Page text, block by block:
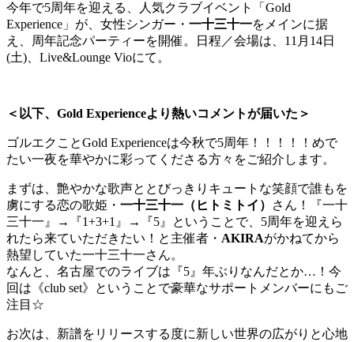
今年で5周年を迎える、人気クラブイベント「Gold
Experience」が、女性シンガー・ 一十三十一をメインに据
え、周年記念パーティーを開催。日程／会場は、11月14日
(土)、Live&Lounge Vioにて。
＜以下、Gold Experienceより熱いコメントが届いた＞
ゴルエクことGold Experienceは今秋で5周年！！！！！めで
たい一夜を華やかに彩ってくださる方々をご紹介します。
まずは、 艶やかな歌声ととびっきりキュートな笑顔で誰もを
虜にする恋の歌姫・ 一十三十一（ヒトミトイ）
さん！『一十
三十一』→『1+3+1』→『5』ということで、 5周年を迎えら
れたら来ていただきたい！と主催者・ AKIRAがかねてから
熱望していた一十三十一さん。
なんと、名古屋でのライブは『5』年ぶりなんだとか…！今
回は《club set》ということで豪華なサポートメンバーにもご
注目☆
お次は、 新譜をリリースする度に新しい世界の広がりと心地